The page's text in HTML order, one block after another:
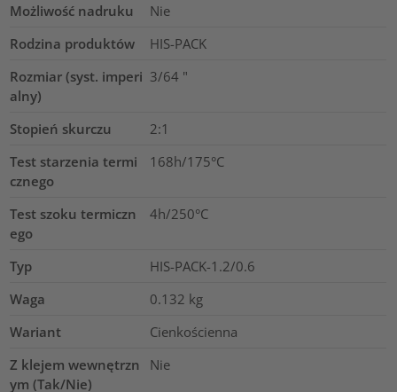
Możliwość nadruku
Nie
Rodzina produktów
HIS-PACK
Rozmiar (syst. imperi
alny)
3/64 "
Stopień skurczu
2:1
Test starzenia termi
cznego
168h/175°C
Test szoku termiczn
ego
4h/250°C
Typ
HIS-PACK-1.2/0.6
Waga
0.132 kg
Wariant
Cienkościenna
Z klejem wewnętrzn
ym (Tak/Nie)
Nie